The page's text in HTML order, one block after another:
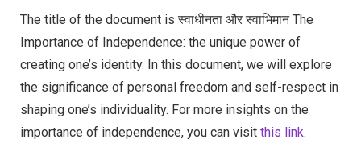
The title of the document is स्वाधीनता और स्वाभिमान The
Importance of Independence: the unique power of
creating one’s identity. In this document, we will explore
the significance of personal freedom and self-respect in
shaping one’s individuality. For more insights on the
importance of independence, you can visit this link.